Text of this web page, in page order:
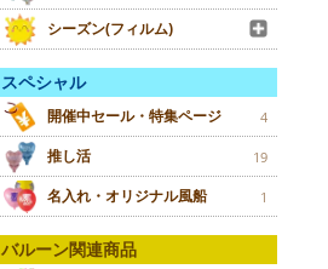
シーズン(フィルム)
スペシャル
開催中セール・特集ページ 4
推し活 19
名入れ・オリジナル風船 1
バルーン関連商品